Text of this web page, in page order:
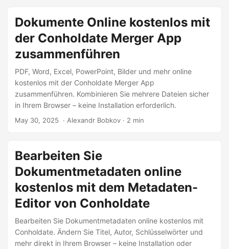
Dokumente Online kostenlos mit
der Conholdate Merger App
zusammenführen
PDF, Word, Excel, PowerPoint, Bilder und mehr online
kostenlos mit der Conholdate Merger App
zusammenführen. Kombinieren Sie mehrere Dateien sicher
in Ihrem Browser – keine Installation erforderlich.
May 30, 2025 ‎ · Alexandr Bobkov · 2 min
Bearbeiten Sie
Dokumentmetadaten online
kostenlos mit dem Metadaten-
Editor von Conholdate
Bearbeiten Sie Dokumentmetadaten online kostenlos mit
Conholdate. Ändern Sie Titel, Autor, Schlüsselwörter und
mehr direkt in Ihrem Browser – keine Installation oder